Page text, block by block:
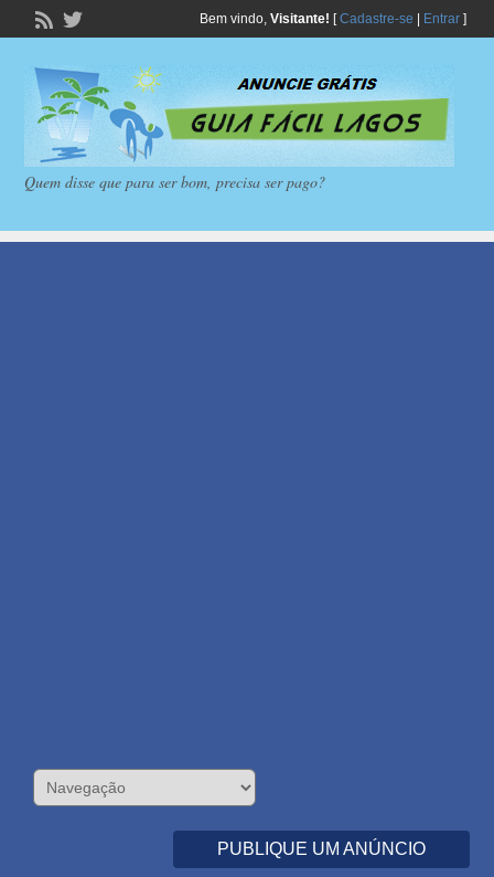
Bem vindo, Visitante! [Cadastre-se Entrar]
Quem disse que para ser bom, precisa ser pago?
PUBLIQUE UM ANÚNCIO